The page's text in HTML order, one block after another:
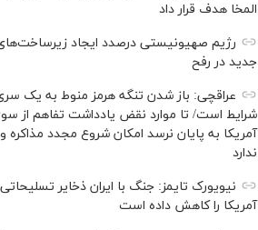
المخا هدف قرار داد
رژیم صهیونیستی درصدد ایجاد
جدید در رفح
عراقچی: باز شدن تنگه هرمز منوط به یک
شرایط است/ تا موارد نقض یادداشت تفاهم از
آمریکا به پایان نرسد امکان شروع مجدد مذاکره
ندارد
نیویورک تایمز: جنگ با ایران ذخایر تسلیحاتی
آمریکا را کاهش داده است